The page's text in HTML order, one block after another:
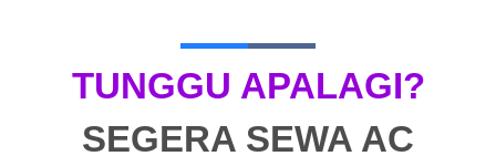
TUNGGU APALAGI?
SEGERA SEWA AC